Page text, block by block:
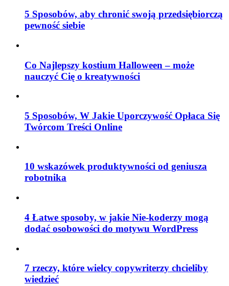
5 Sposobów, aby chronić swoją przedsiębiorczą
pewność siebie
Co Najlepszy kostium Halloween – może
nauczyć Cię o kreatywności
5 Sposobów, W Jakie Uporczywość Opłaca Się
Twórcom Treści Online
10 wskazówek produktywności od geniusza
robotnika
4 Łatwe sposoby, w jakie Nie-koderzy mogą
dodać osobowości do motywu WordPress
7 rzeczy, które wielcy copywriterzy chcieliby
wiedzieć